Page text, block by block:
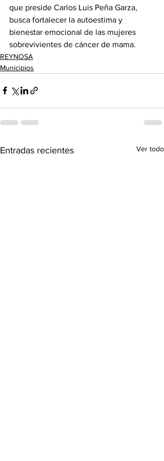
que preside Carlos Luis Peña Garza,
busca fortalecer la autoestima y
bienestar emocional de las mujeres
sobrevivientes de cáncer de mama.
REYNOSA
Municipios
Entradas recientes Ver todo